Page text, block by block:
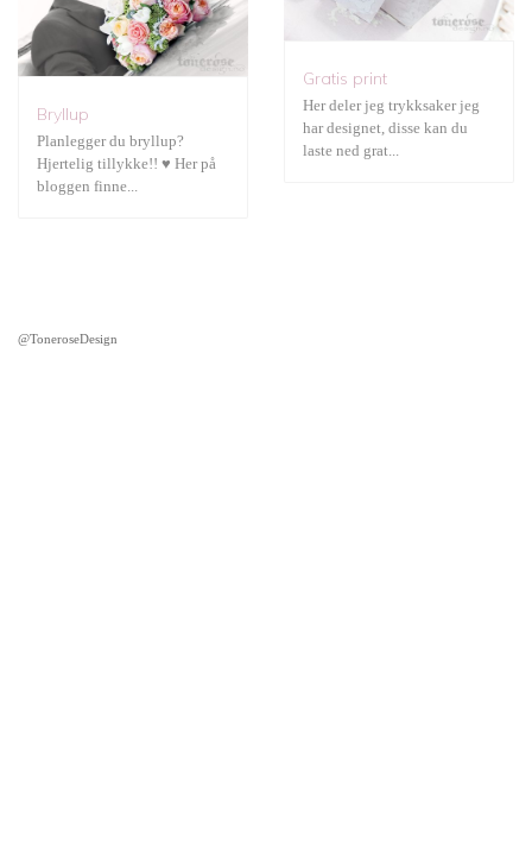
Gratis print
Her deler jeg trykksaker jeg
har designet, disse kan du
laste ned grat...
Bryllup
Planlegger du bryllup?
Hjertelig tillykke!! ♥ Her på
bloggen finne...
@ToneroseDesign